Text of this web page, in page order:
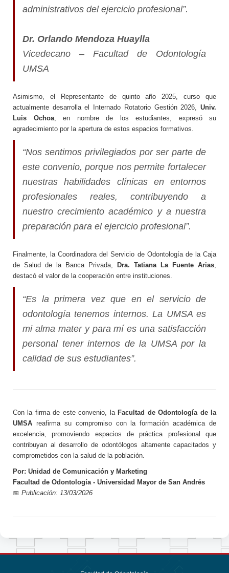
administrativos del ejercicio profesional”.
Dr. Orlando Mendoza Huaylla
Vicedecano – Facultad de Odontología
UMSA
Asimismo, el Representante de quinto año 2025, curso que
actualmente desarrolla el Internado Rotatorio Gestión 2026, Univ.
Luis Ochoa, en nombre de los estudiantes, expresó su
agradecimiento por la apertura de estos espacios formativos.
“Nos sentimos privilegiados por ser parte de
este convenio, porque nos permite fortalecer
nuestras habilidades clínicas en entornos
profesionales reales, contribuyendo a
nuestro crecimiento académico y a nuestra
preparación para el ejercicio profesional”.
Finalmente, la Coordinadora del Servicio de Odontología de la Caja
de Salud de la Banca Privada,
Dra. Tatiana La Fuente Arias,
destacó el valor de la cooperación entre instituciones.
“Es la primera vez que en el servicio de
odontología tenemos internos. La UMSA es
mi alma mater y para mí es una satisfacción
personal tener internos de la UMSA por la
calidad de sus estudiantes”.
Con la firma de este convenio, la Facultad de Odontología de la
UMSA reafirma su compromiso con la formación académica de
excelencia, promoviendo espacios de práctica profesional que
contribuyan al desarrollo de odontólogos altamente capacitados y
comprometidos con la salud de la población.
Por: Unidad de Comunicación y Marketing
Facultad de Odontología - Universidad Mayor de San Andrés
📅 Publicación: 13/03/2026